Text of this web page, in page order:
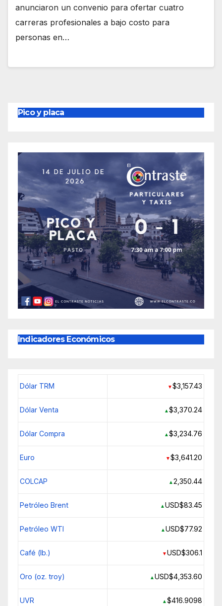
anunciaron un convenio para ofertar cuatro
carreras profesionales a bajo costo para
personas en…
Pico y placa
Indicadores Económicos
Dólar TRM ▼$3,157.43
Dólar Venta ▲$3,370.24
Dólar Compra ▲$3,234.76
Euro ▼$3,641.20
COLCAP ▲2,350.44
Petróleo Brent ▲USD$83.45
Petróleo WTI ▲USD$77.92
Café (lb.) ▼USD$306.1
Oro (oz. troy) ▲USD$4,353.60
UVR ▲$416.9098